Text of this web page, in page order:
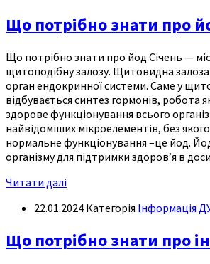
Що потрібно знати про
Що потрібно знати про йод Січень —
щитоподібну залозу. Щитовидна
орган ендокринної системи. Саме у
відбувається синтез гормонів, робота
здорове функціонування всього
найвідоміших мікроелементів, без
нормальне функціонування –це йод.
організму для підтримки здоров’я в
Читати далі
22.01.2024 Категорія Інформація
Що потрібно знати про